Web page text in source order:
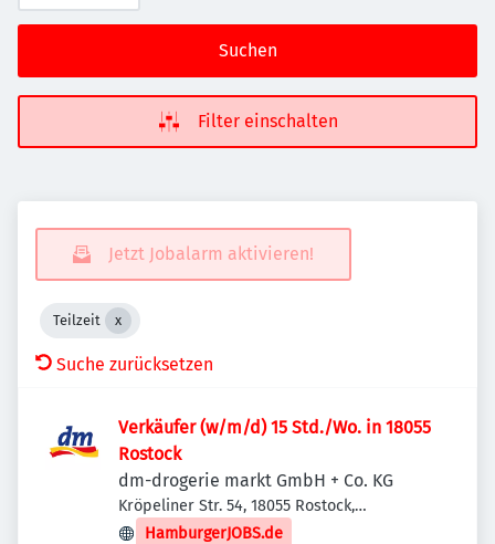
Suchen
Filter einschalten
Jetzt Jobalarm aktivieren!
Teilzeit
Suche zurücksetzen
Verkäufer (w/m/d) 15 Std./Wo. in 18055
Rostock
dm-drogerie markt GmbH + Co. KG
Kröpeliner Str. 54, 18055 Rostock,
Deutschland
HamburgerJOBS.de